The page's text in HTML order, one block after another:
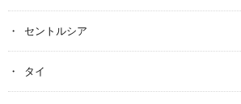
セントルシア
タイ